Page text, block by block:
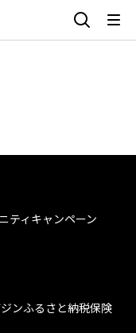
ティキャンペーン
ンふるさと納税保険